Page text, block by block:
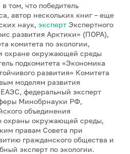
том, что победитель
автор нескольких книг – еще
наук, эксперт Экспертного
развития Арктики» (ПОРА),
комитета по экологии,
охране окружающей среды
подкомитета «Экономика
развития» Комитета
моделям развития
федеральный эксперт
Минобрнауки РФ,
объединения
охраны окружающей среды,
правам Совета при
гражданского общества и
эксперт по экологии.